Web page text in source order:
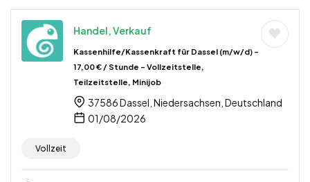
Handel, Verkauf
Kassenhilfe/Kassenkraft für Dassel (m/w/d) –
17,00 € / Stunde – Vollzeitstelle,
Teilzeitstelle, Minijob
37586 Dassel, Niedersachsen, Deutschland
01/08/2026
Vollzeit